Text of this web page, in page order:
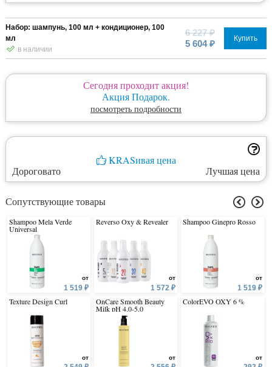
Набор: шампунь, 100 мл + кондиционер, 100
мл
в наличии
6 227 ₽
5 604 ₽
Купить
Сегодня проходит акция!
Акция Подарок.
посмотреть подробности
KRASивая цена
Дороговато
Лучшая цена
Сопутствующие товары
Shampoo Mela Verde
Universal
от
1 519 ₽
Texture Design Curl
от
Reverso Oxy & Revealer
от
1 572 ₽
OnCare Smooth Beauty
Milk pH 4.0-5.0
от
Shampoo Ginepro Rosso
от
1 519 ₽
ColorEVO OXY 6 %
от